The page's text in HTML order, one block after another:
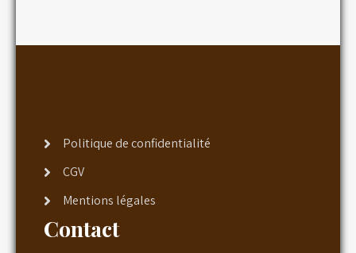
Politique de confidentialité
CGV
Mentions légales
Contact